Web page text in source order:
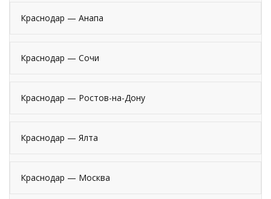
Краснодар — Анапа
Краснодар — Сочи
Краснодар — Ростов-на-Дону
Краснодар — Ялта
Краснодар — Москва